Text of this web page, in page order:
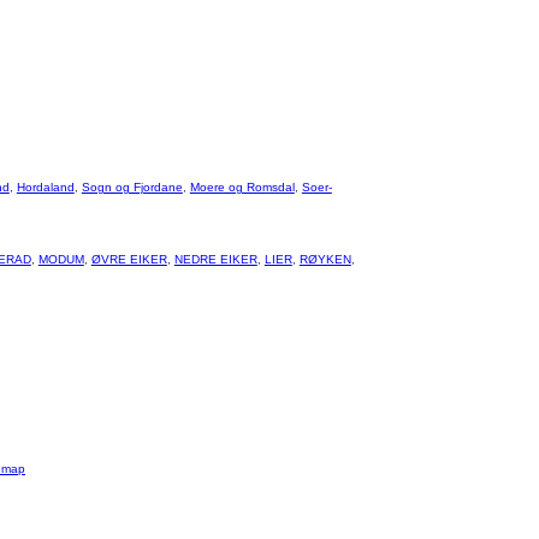
Hordaland Sogn og Fjordane Moere og Romsdal, Soer-
, MODUM, ØVRE EIKER, NEDRE EIKER, LIER, RØYKEN,